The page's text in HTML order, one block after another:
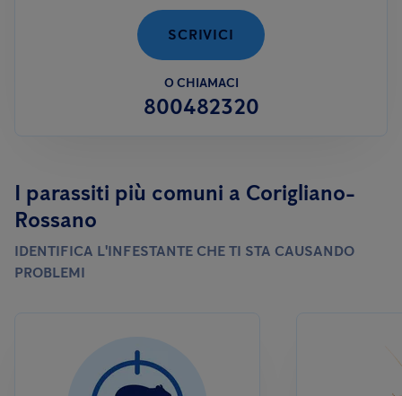
SCRIVICI
O CHIAMACI
800482320
I parassiti più comuni a Corigliano-
Rossano
IDENTIFICA L'INFESTANTE CHE TI STA CAUSANDO
PROBLEMI